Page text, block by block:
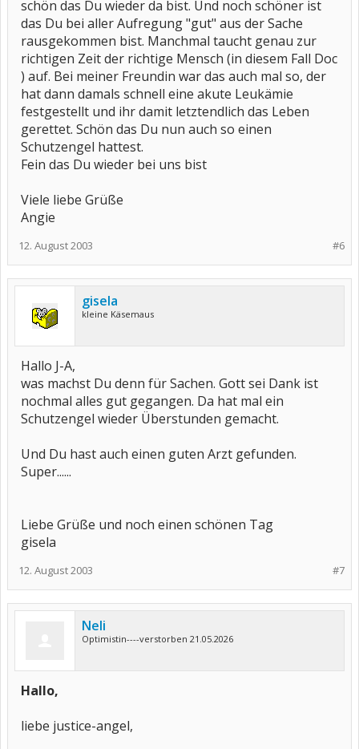
schön das Du wieder da bist. Und noch schöner ist
das Du bei aller Aufregung "gut" aus der Sache
rausgekommen bist. Manchmal taucht genau zur
richtigen Zeit der richtige Mensch (in diesem Fall Doc
) auf. Bei meiner Freundin war das auch mal so, der
hat dann damals schnell eine akute Leukämie
festgestellt und ihr damit letztendlich das Leben
gerettet. Schön das Du nun auch so einen
Schutzengel hattest.
Fein das Du wieder bei uns bist
Viele liebe Grüße
Angie
#6
12. August 2003
gisela
kleine Käsemaus
Hallo J-A,
was machst Du denn für Sachen. Gott sei Dank ist
nochmal alles gut gegangen. Da hat mal ein
Schutzengel wieder Überstunden gemacht.
Und Du hast auch einen guten Arzt gefunden.
Super......
Liebe Grüße und noch einen schönen Tag
gisela
#7
12. August 2003
Neli
Optimistin----verstorben 21.05.2026
Hallo,
liebe justice-angel,